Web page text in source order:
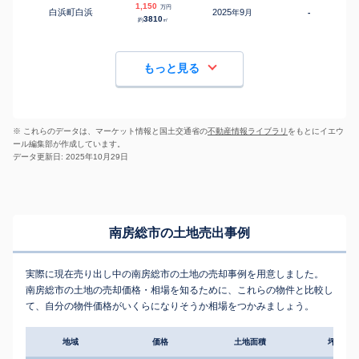
白浜町白浜
1,150 万円
約3810㎡
2025年9月 -
もっと見る
※ これらのデータは、マーケット情報と国土交通省の不動産情報ライブラリ をもとにイエウ
ール編集部が作成しています。
データ更新日: 2025年10月29日
南房総市の土地売出事例
実際に現在売り出し中の南房総市の土地の売却事例を用意しました。
南房総市の土地の売却価格・相場を知るために、これらの物件と比較し
て、自分の物件価格がいくらになりそうか相場をつかみましょう。
地域 価格 土地面積 坪単価